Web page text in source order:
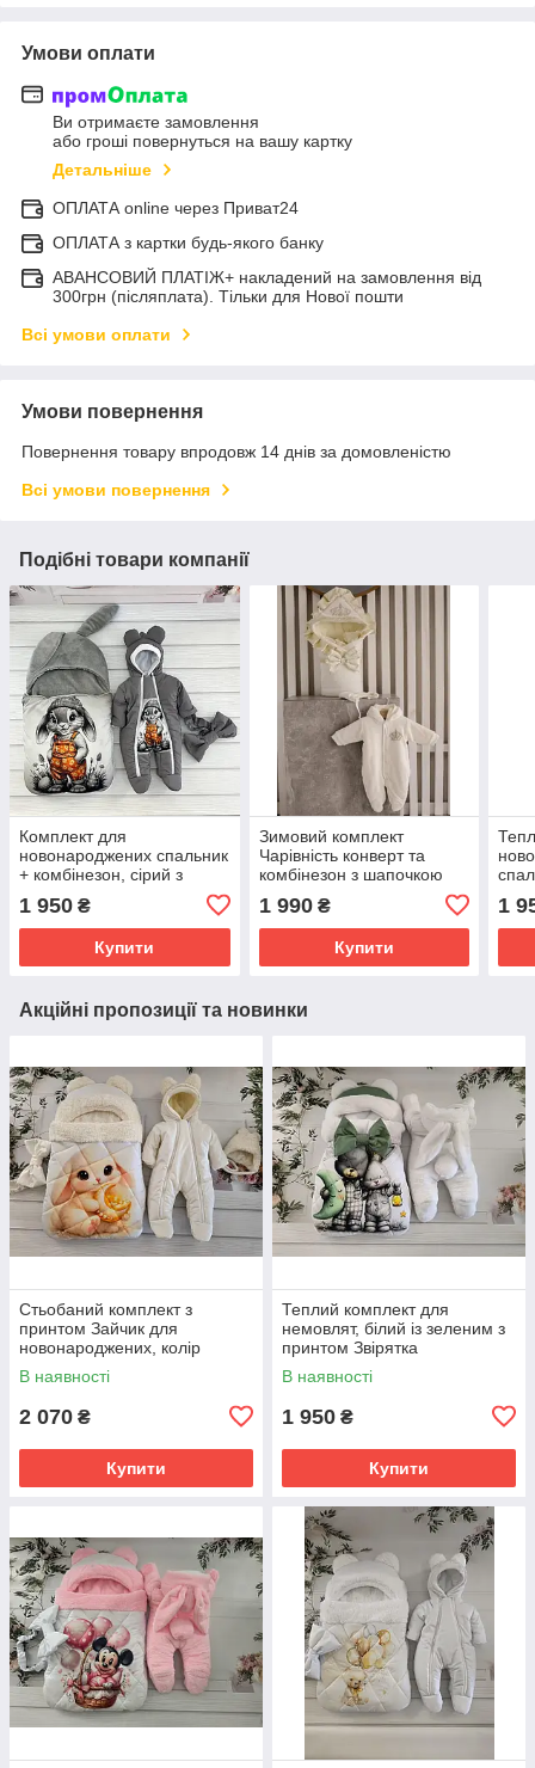
Умови оплати
Ви отримаєте замовлення
або гроші повернуться на вашу картку
Детальніше
ОПЛАТА online через Приват24
ОПЛАТА з картки будь-якого банку
АВАНСОВИЙ ПЛАТІЖ+ накладений на замовлення від
300грн (післяплата). Тільки для Нової пошти
Всі умови оплати
Умови повернення
Повернення товару впродовж 14 днів за домовленістю
Всі умови повернення
Подібні товари компанії
Комплект для
новонароджених спальник
+ комбінезон, сірий з
принтом зайчик у шапочці
1 950 ₴
Купити
Зимовий комплект
Чарівність конверт та
комбінезон з шапочкою
молочний
1 990₴
Купити
1
Акційні пропозиції та новинки
Стьобаний комплект з
принтом Зайчик для
новонароджених, колір
молочний
В наявності
2 070 ₴
Купити
Теплий комплект для
немовлят, білий із зеленим з
принтом Звірятка
В наявності
1 950 ₴
Купити